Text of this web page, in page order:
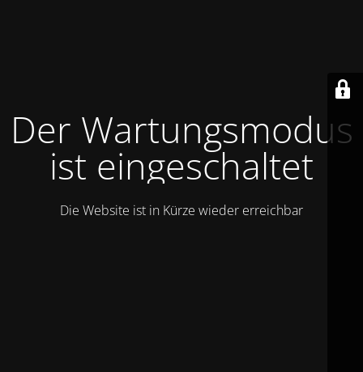
Der Wartungsmodus
ist eingeschaltet
Die Website ist in Kürze wieder erreichbar